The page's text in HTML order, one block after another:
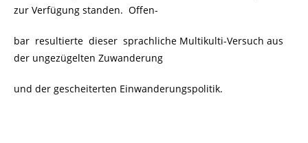
zur Verfügung standen. Offen-
bar resultierte dieser sprachliche Multikulti-Versuch aus
der ungezügelten Zuwanderung
und der gescheiterten Einwanderungspolitik.